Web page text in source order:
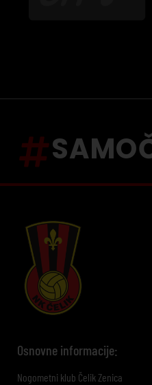
Osnovne informacije:
Nogometni klub Čelik Zenica